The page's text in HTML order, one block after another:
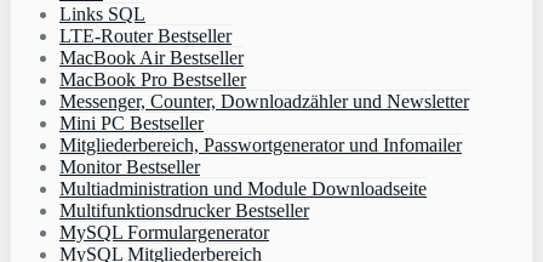
Links SQL
LTE-Router Bestseller
MacBook Air Bestseller
MacBook Pro Bestseller
Messenger, Counter, Downloadzähler und Newsletter
Mini PC Bestseller
Mitgliederbereich, Passwortgenerator und Infomailer
Monitor Bestseller
Multiadministration und Module Downloadseite
Multifunktionsdrucker Bestseller
MySQL Formulargenerator
MySQL Mitgliederbereich